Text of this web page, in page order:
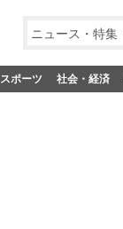
ニュース・特集
スポーツ 社会・経済